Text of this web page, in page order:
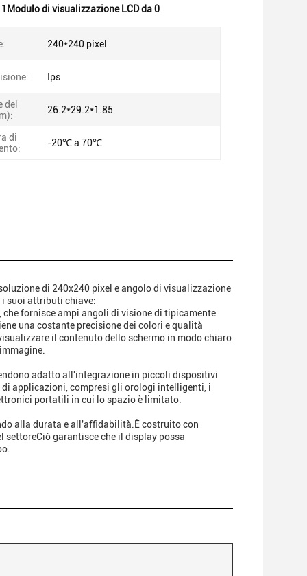
1Modulo di visualizzazione LCD da 0
240*240 pixel
Ips
del
26.2*29.2*1.85
di
-20℃ a 70℃
di 240x240 pixel e angolo di visualizzazione
i suoi attributi chiave:
fornisce ampi angoli di visione di tipicamente
una costante precisione dei colori e qualità
il contenuto dello schermo in modo chiaro
adatto all'integrazione in piccoli dispositivi
applicazioni, compresi gli orologi intelligenti, i
portatili in cui lo spazio è limitato.
alla durata e all'affidabilità.È costruito con
garantisce che il display possa